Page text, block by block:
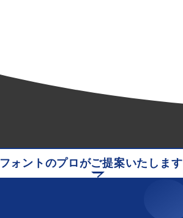
フォントのプロがご提案いたします